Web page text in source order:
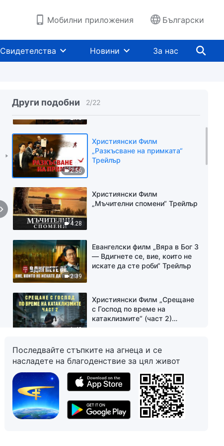
Мобилни приложения Български
Свидетелства Новини За нас
Други подобни 2/22
2:18
„Проучването“ Трейлър
2:56
Християнски Филм
„Разкъсване на примката“
Трейлър
4:28
Християнски Филм
„Мъчителни спомени“ Трейлър
2:39
Евангелски филм „Вяра в Бог 3
— Вдигнете се, вие, които не
искате да сте роби“ Трейлър
1:48
Християнски Филм „Срещане
с Господ по време на
катаклизмите“ (част 2)
3:10
Християнски Филм „Очакване“
Трейлър
Християнски Филм „Градът ще
падне“ Трейлър
Последвайте стъпките на агнеца и се
насладете на благоденствие за цял живот